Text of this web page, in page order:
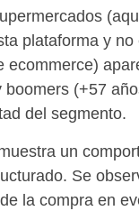
plataforma y no
ecommerce)
boomers (+57
del segmento.
un
Se
la compra en